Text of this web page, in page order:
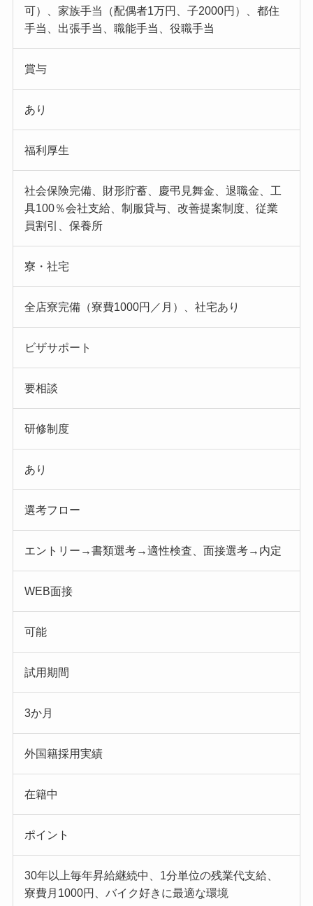
可）、家族手当（配偶者1万円、子2000円）、都住
手当、出張手当、職能手当、役職手当
賞与
あり
福利厚生
社会保険完備、財形貯蓄、慶弔見舞金、退職金、工
具100％会社支給、制服貸与、改善提案制度、従業
員割引、保養所
寮・社宅
全店寮完備（寮費1000円／月）、社宅あり
ビザサポート
要相談
研修制度
あり
選考フロー
エントリー→書類選考→適性検査、面接選考→内定
WEB面接
可能
試用期間
3か月
外国籍採用実績
在籍中
ポイント
30年以上毎年昇給継続中、1分単位の残業代支給、
寮費月1000円、バイク好きに最適な環境